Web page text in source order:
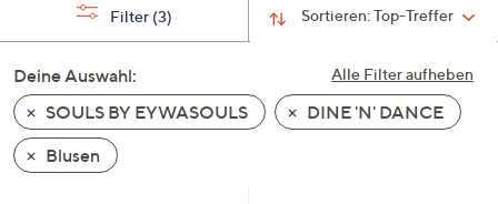
und
nach
unten
oder
wischen
Sie
Sortieren:Top-Treffer
Filter (3)
Alle Filter aufheben
Deine Auswahl:
SOULS BY EYWASOULS
DINE 'N' DANCE
Blusen